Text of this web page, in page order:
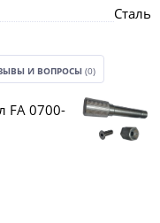
Сталь
И ВОПРОСЫ (0)
FA 0700-